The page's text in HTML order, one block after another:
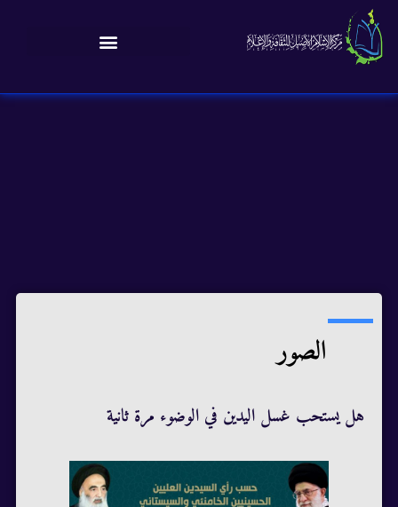
الصور
هل يستحب غسل اليدين في الوضوء مرة ثانية